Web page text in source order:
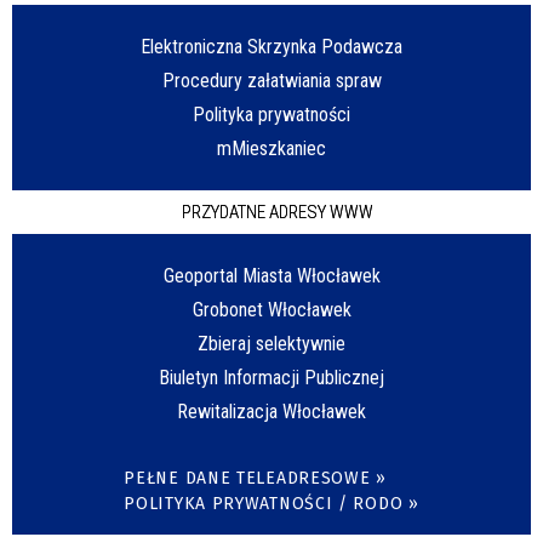
Elektroniczna Skrzynka Podawcza
Procedury załatwiania spraw
Polityka prywatności
mMieszkaniec
PRZYDATNE ADRESY WWW
Geoportal Miasta Włocławek
Grobonet Włocławek
Zbieraj selektywnie
Biuletyn Informacji Publicznej
Rewitalizacja Włocławek
PEŁNE DANE TELEADRESOWE »
POLITYKA PRYWATNOŚCI / RODO »